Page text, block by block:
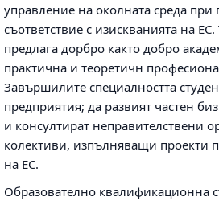
управление на околната среда при
съответствие с изискванията на
предлага дорбро както добро
практична и теоретичн
Завършилите специалността
предприятия; да развият частен
и консултират неправителствени
колективи, изпълняващи проекти
на ЕС.
Образователно квалификационна